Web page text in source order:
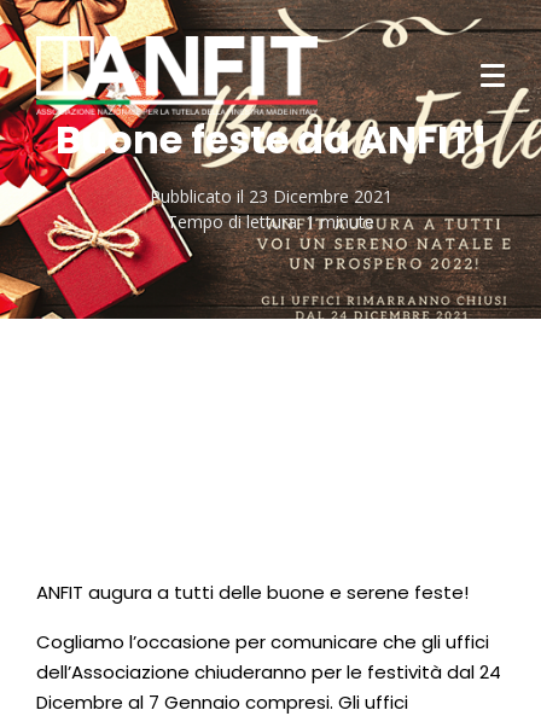
Buone feste da ANFIT!
Pubblicato il 23 Dicembre 2021
Tempo di lettura:1 minute
ANFIT augura a tutti delle buone e serene feste!
Cogliamo l’occasione per comunicare che gli uffici
dell’Associazione chiuderanno per le festività dal 24
Dicembre al 7 Gennaio compresi. Gli uffici